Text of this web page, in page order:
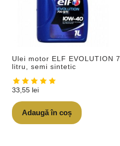
Ulei motor ELF EVOLUTION
litru, semi sintetic
33,55 lei
Adaugă în coș